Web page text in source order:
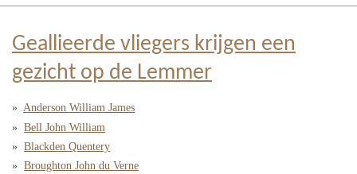
Geallieerde vliegers krijgen een
gezicht op de Lemmer
Anderson William James
Bell John William
Blackden Quentery
Broughton John du Verne